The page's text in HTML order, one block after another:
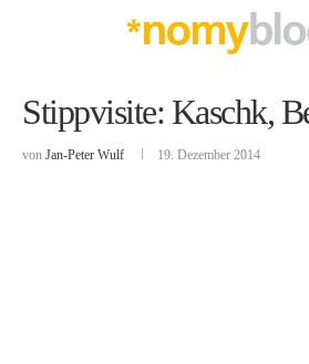
Stippvisite: Kaschk,
von Jan-Peter Wulf 19. Dezember 2014